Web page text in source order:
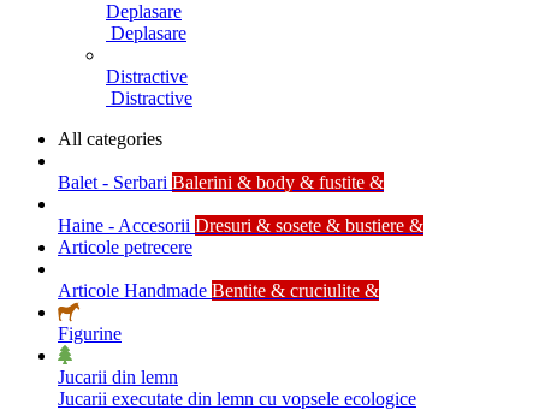
Deplasare
Deplasare
Distractive
Distractive
All categories
Balet - Serbari Balerini & body & fustite &
Haine - Accesorii Dresuri & sosete & bustiere &
Articole petrecere
Articole Handmade Bentite & cruciulite &
Figurine
Jucarii din lemn
Jucarii executate din lemn cu vopsele ecologice